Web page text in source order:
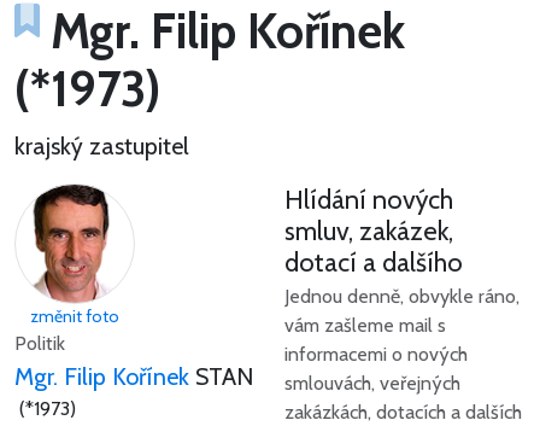
Mgr. Filip Kořínek
(*1973)
krajský zastupitel
změnit foto
Politik
Mgr. Filip Kořínek STAN
(*1973)
Hlídání nových
smluv, zakázek,
dotací a dalšího
Jednou denně, obvykle ráno,
vám zašleme mail s
informacemi o nových
smlouvách, veřejných
zakázkách, dotacích a dalších